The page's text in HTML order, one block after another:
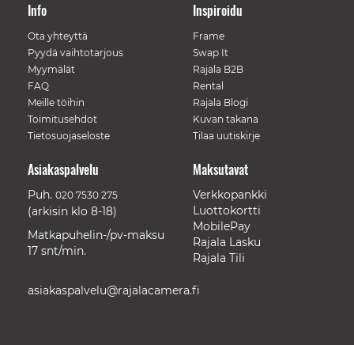
Info
Ota yhteyttä
Pyydä vaihtotarjous
Myymälät
FAQ
Meille töihin
Toimitusehdot
Tietosuojaseloste
Inspiroidu
Frame
Swap It
Rajala B2B
Rental
Rajala Blogi
Kuvan takana
Tilaa uutiskirje
Maksutavat
Verkkopankki
Luottokortti
MobilePay
Rajala Lasku
Rajala Tili
Asiakaspalvelu
Puh. 020 7530 275
(arkisin klo 8-18)
Matkapuhelin-/pv-maksu
17 snt/min.
asiakaspalvelu@rajalacamera.fi